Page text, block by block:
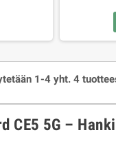
1-4 yht. 4
CE5 5G –